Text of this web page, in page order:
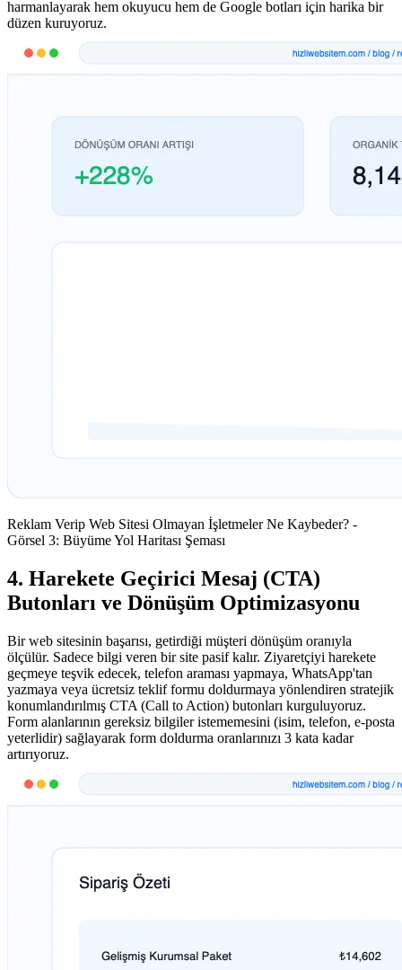
harmanlayarak hem okuyucu hem de Google botları için harika bir
düzen kuruyoruz.
Reklam Verip Web Sitesi Olmayan İşletmeler Ne Kaybeder? -
Görsel 3: Büyüme Yol Haritası Şeması
4. Harekete Geçirici Mesaj (CTA)
Butonları ve Dönüşüm Optimizasyonu
Bir web sitesinin başarısı, getirdiği müşteri dönüşüm oranıyla
ölçülür. Sadece bilgi veren bir site pasif kalır. Ziyaretçiyi harekete
geçmeye teşvik edecek, telefon araması yapmaya, WhatsApp'tan
yazmaya veya ücretsiz teklif formu doldurmaya yönlendiren stratejik
konumlandırılmış CTA (Call to Action) butonları kurguluyoruz.
Form alanlarının gereksiz bilgiler istememesini (isim, telefon, e-posta
yeterlidir) sağlayarak form doldurma oranlarınızı 3 kata kadar
artırıyoruz.